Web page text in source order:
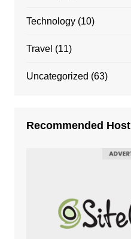
Technology(10)
Travel (11)
Uncategorized (63)
Recommended Host